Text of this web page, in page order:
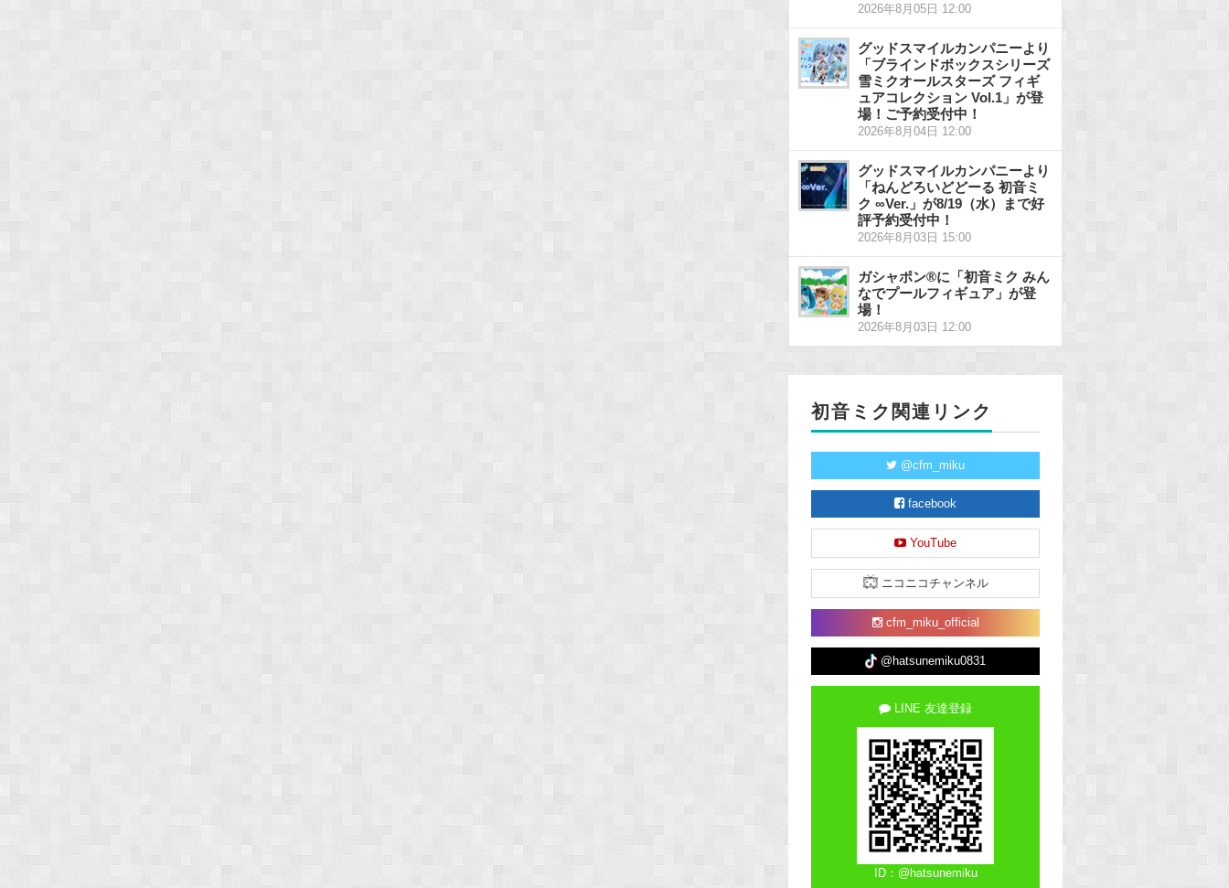
2026年8月05日 12:00
グッドスマイルカンパニーより
「ブラインドボックスシリーズ
雪ミクオールスターズ フィギ
ュアコレクション Vol.1」が登
場！ご予約受付中！
2026年8月04日 12:00
グッドスマイルカンパニーより
「ねんどろいどどーる 初音ミ
ク ∞Ver.」が8/19（水）まで好
評予約受付中！
2026年8月03日 15:00
ガシャポン®に「初音ミク みん
なでプールフィギュア」が登
場！
2026年8月03日 12:00
初音ミク関連リンク
@cfm_miku
facebook
YouTube
ニコニコチャンネル
cfm_miku_official
@hatsunemiku0831
LINE 友達登録
ID：@hatsunemiku